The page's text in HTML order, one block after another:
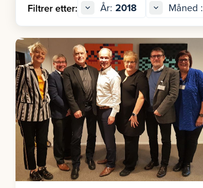
Filtrer etter: År: 2018 Måned :